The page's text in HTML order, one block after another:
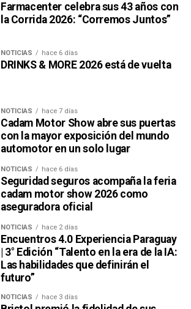
Farmacenter celebra sus 43 años con
la Corrida 2026: “Corremos Juntos”
NOTICIAS hace 6 días
DRINKS & MORE 2026 está de vuelta
NOTICIAS hace 7 días
Cadam Motor Show abre sus puertas
con la mayor exposición del mundo
automotor en un solo lugar
NOTICIAS hace 6 días
Seguridad seguros acompaña la feria
cadam motor show 2026 como
aseguradora oficial
NOTICIAS hace 2 días
Encuentros 4.0 Experiencia Paraguay
| 3° Edición “Talento en la era de la IA:
Las habilidades que definirán el
futuro”
NOTICIAS hace 3 días